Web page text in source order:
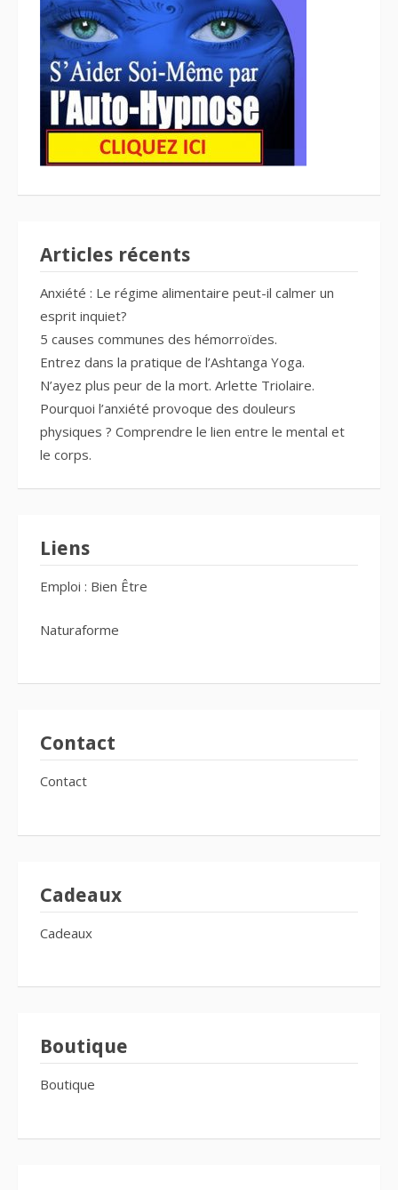
Articles récents
Anxiété : Le régime alimentaire peut-il calmer un
esprit inquiet?
5 causes communes des hémorroïdes.
Entrez dans la pratique de l’Ashtanga Yoga.
N’ayez plus peur de la mort. Arlette Triolaire.
Pourquoi l’anxiété provoque des douleurs
physiques ? Comprendre le lien entre le mental et
le corps.
Liens
Emploi : Bien Être
Naturaforme
Contact
Contact
Cadeaux
Cadeaux
Boutique
Boutique